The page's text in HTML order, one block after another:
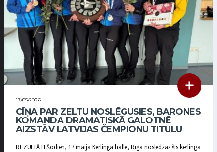
17/05/2026
CĪŅA PAR ZELTU NOSLĒGUSIES, BARONES
KOMANDA DRAMATISKĀ GALOTNĒ
AIZSTĀV LATVIJAS ČEMPIONU TITULU
REZULTĀTI Šodien, 17.maijā Kērlinga hallē, Rīgā noslēdzās šīs kērlinga